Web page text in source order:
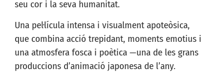
seu cor i la seva humanitat.
Una pel·lícula intensa i visualment apoteòsica,
que combina acció trepidant, moments emotius i
una atmosfera fosca i poètica —una de les grans
produccions d’animació japonesa de l’any.